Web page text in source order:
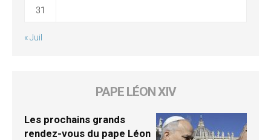
31
« Juil
PAPE LÉON XIV
Les prochains grands
rendez-vous du pape Léon